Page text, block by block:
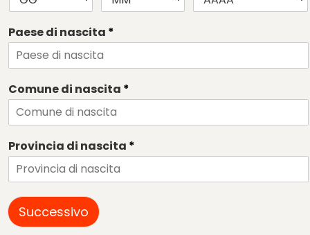
Paese di nascita *
Comune di nascita *
Provincia di nascita *
Successivo